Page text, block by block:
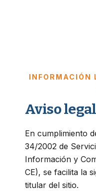
INFORMACIÓN
Aviso legal
En cumplimiento
34/2002 de
Información y
CE), se facilita la
titular del sitio.